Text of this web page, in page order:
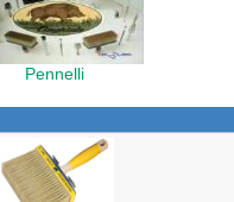
Pennelli